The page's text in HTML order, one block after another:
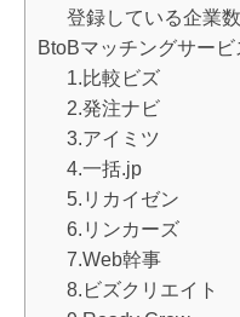
登録している企業
BtoBマッチングサー
1.比較ビズ
2.発注ナビ
3.アイミツ
4.一括.jp
5.リカイゼン
6.リンカーズ
7.Web幹事
8.ビズクリエイト